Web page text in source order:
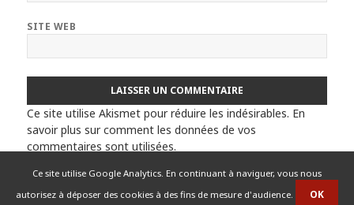
Ce site utilise Google Analytics. En continuant à naviguer, vous nous
autorisez à déposer des cookies à des fins de mesure d'audience.
SITE WEB
Ce site utilise Akismet pour réduire les indésirables. En
savoir plus sur comment les données de vos
commentaires sont utilisées.